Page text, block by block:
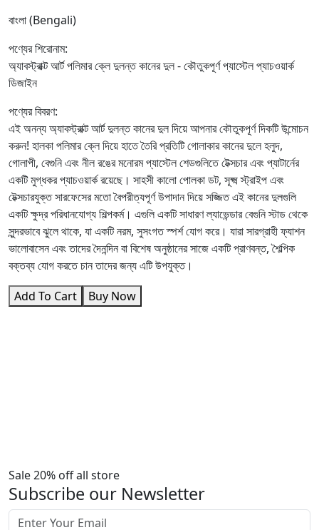
বাংলা (Bengali)
পণ্যের শিরোনাম:
অ্যাবস্ট্রাক্ট আর্ট পলিমার ক্লে দুলন্ত কানের দুল - কৌতুকপূর্ণ প্যাস্টেল প্যাচওয়ার্ক
ডিজাইন
পণ্যের বিবরণ:
এই অনন্য অ্যাবস্ট্রাক্ট আর্ট দুলন্ত কানের দুল দিয়ে আপনার কৌতুকপূর্ণ দিকটি উন্মোচন
করুন! হালকা পলিমার ক্লে দিয়ে হাতে তৈরি প্রতিটি গোলাকার কানের দুলে হলুদ,
গোলাপী, বেগুনি এবং নীল রঙের মনোরম প্যাস্টেল শেডগুলিতে টেক্সচার এবং প্যাটার্নের
একটি মুগ্ধকর প্যাচওয়ার্ক রয়েছে। সাহসী কালো পোলকা ডট, সূক্ষ্ম স্ট্রাইপ এবং
টেক্সচারযুক্ত সারফেসের মতো বৈপরীত্যপূর্ণ উপাদান দিয়ে সজ্জিত এই কানের দুলগুলি
একটি ক্ষুদ্র পরিধানযোগ্য শিল্পকর্ম। এগুলি একটি সাধারণ ল্যাভেন্ডার বেগুনি স্টাড থেকে
সুন্দরভাবে ঝুলে থাকে, যা একটি নরম, সুসংগত স্পর্শ যোগ করে। যারা সারগ্রাহী ফ্যাশন
ভালোবাসেন এবং তাদের দৈনন্দিন বা বিশেষ অনুষ্ঠানের সাজে একটি প্রাণবন্ত, শৈল্পিক
বক্তব্য যোগ করতে চান তাদের জন্য এটি উপযুক্ত।
Add To Cart
Buy Now
Sale 20% off all store
Subscribe our Newsletter